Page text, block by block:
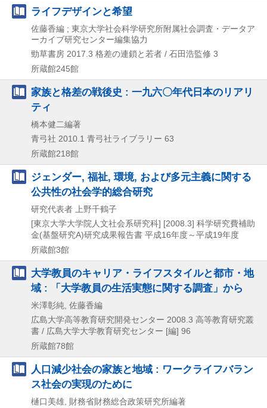
ライフデザインと希望
佐藤香編 ; 東京大学社会科学研究所附属社会調査・データア
ーカイブ研究センター編集協力
勁草書房 2017.3 格差の連鎖と若者 / 石田浩監修 3
所蔵館245館
家族と格差の戦後史 : 一九六〇年代日本のリアリ
ティ
橋本健二編著
青弓社 2010.1 青弓社ライブラリー 63
所蔵館218館
ジェンダー, 福祉, 環境, および多元主義に関する
公共性の社会学的総合研究
研究代表者 上野千鶴子
[東京大学大学院人文社会系研究科] [2008.3] 科学研究費補助
金(基盤研究A)研究成果報告書 平成16年度～平成19年度
所蔵館3館
大学教員のキャリア・ライフスタイルと都市・地
域 : 「大学教員の生活実態に関する調査」から
米澤彰純, 佐藤香編
広島大学高等教育研究開発センター 2008.3 高等教育研究叢
書 / 広島大学大学教育研究センター [編] 96
所蔵館78館
人口減少社会の家族と地域 : ワークライフバラン
ス社会の実現のために
樋口美雄, 財務省財務総合政策研究所編著